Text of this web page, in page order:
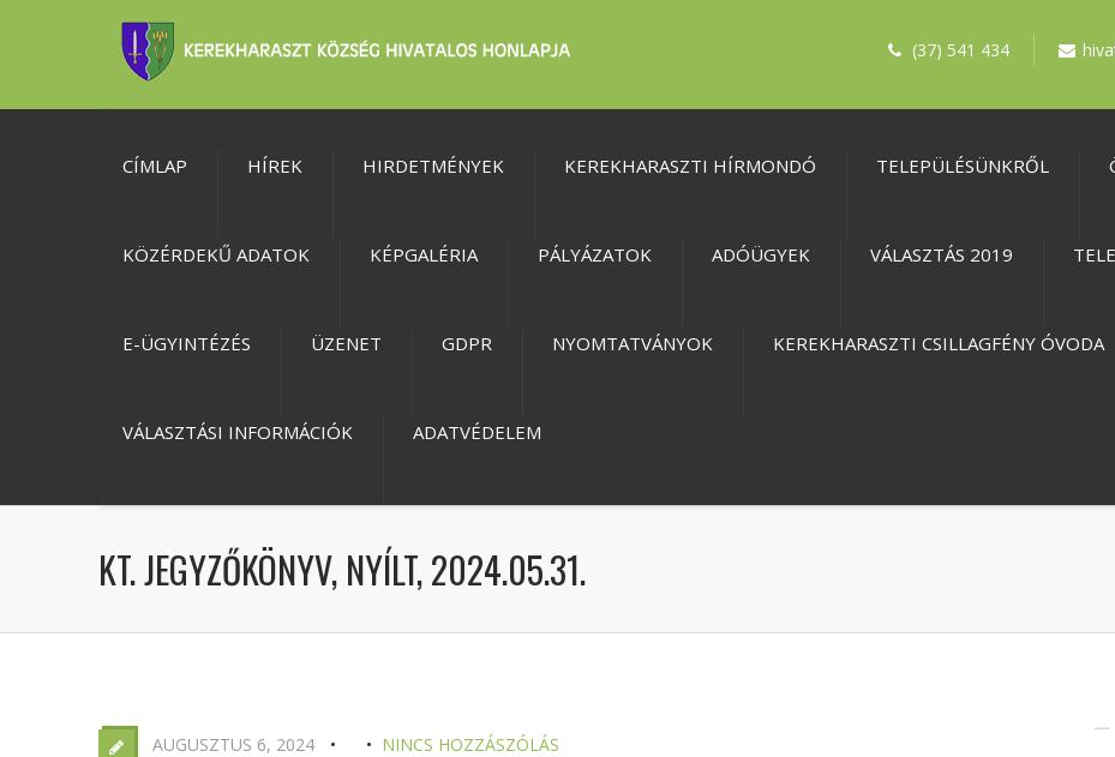
(37) 541 434
CÍMLAP HÍREK HIRDETMÉNYEK KEREKHARASZTI HÍRMONDÓ TELEPÜLÉSÜNKRŐL
KÖZÉRDEKŰ ADATOK KÉPGALÉRIA PÁLYÁZATOK ADÓÜGYEK VÁLASZTÁS 2019
E-ÜGYINTÉZÉS ÜZENET GDPR NYOMTATVÁNYOK KEREKHARASZTI CSILLAGFÉNY ÓVODA
VÁLASZTÁSI INFORMÁCIÓK ADATVÉDELEM
KT. JEGYZŐKÖNYV, NYÍLT, 2024.05.31.
AUGUSZTUS 6, 2024 NINCS HOZZÁSZÓLÁS